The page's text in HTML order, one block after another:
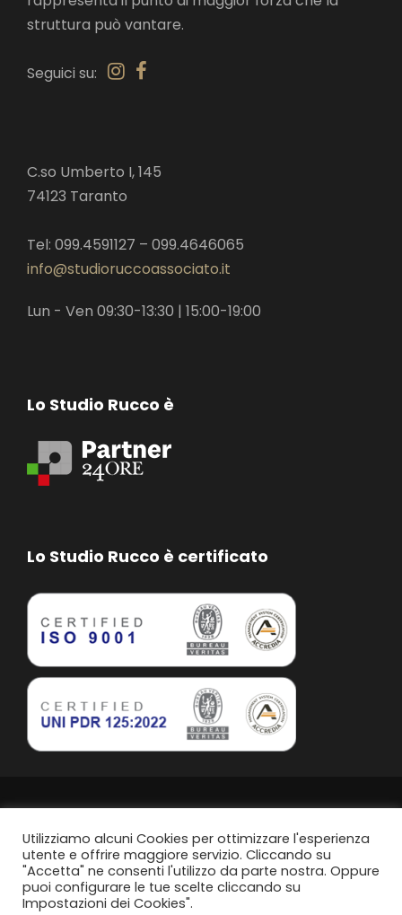
struttura può vantare.
Seguici su:
C.so Umberto I, 145
74123 Taranto
Tel: 099.4591127 – 099.4646065
info@studioruccoassociato.it
Lun - Ven 09:30-13:30 | 15:00-19:00
Lo Studio Rucco è
Lo Studio Rucco è certificato
Privacy Policy
Politica di parità di genere
Content Design by
Utilizziamo alcuni Cookies per ottimizzare l'esperienza
utente e offrire maggiore servizio. Cliccando su
"Accetta" ne consenti l'utilizzo da parte nostra. Oppure
puoi configurare le tue scelte cliccando su
Impostazioni dei Cookies".